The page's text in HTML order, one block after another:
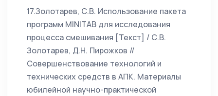
17.Золотарев, С.В. Использование пакета
программ MINITAB для исследования
процесса смешивания [Текст] / С.В.
Золотарев, Д.Н. Пирожков //
Совершенствование технологий и
технических средств в АПК. Материалы
юбилейной научно-практической